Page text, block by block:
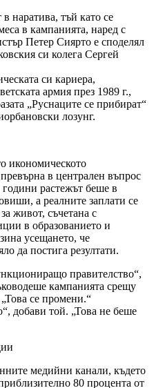
наратива, тъй като се
в кампанията, наред с
Петер Сиярто е споделял
си колега Сергей
си кариера,
армия през 1989 г.,
„Руснаците се прибират“
лозунг.
икономическото
в централен въпрос
растежът беше в
а реалните заплати се
живот, съчетана с
в образованието и
усещането, че
да постига резултати.
правителство“,
кампанията срещу
се промени.“
добави той. „Това не беше
медийни канали, където
80 процента от